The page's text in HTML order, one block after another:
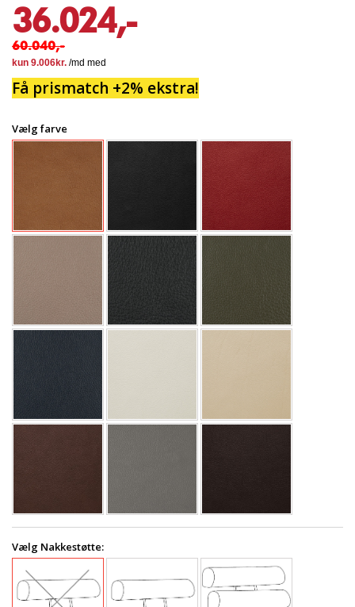
36.024,-
60.040,-
Få prismatch +2% ekstra!
Vælg farve
Vælg Nakkestøtte: